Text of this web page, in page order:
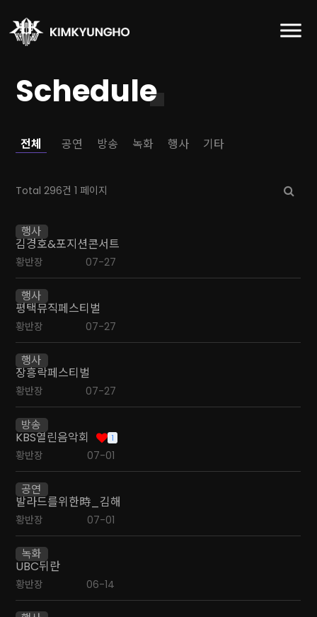
Schedule
전체 공연 방송 녹화 행사 기타
Total 296건 1 페이지
행사
김경호&포지션콘서트
황반장 07-27
행사
평택뮤직페스티벌
황반장 07-27
행사
장흥락페스티벌
황반장 07-27
방송
KBS열린음악회 1
황반장 07-01
공연
발라드를위한時_김해
황반장 07-01
녹화
UBC뒤란
황반장 06-14